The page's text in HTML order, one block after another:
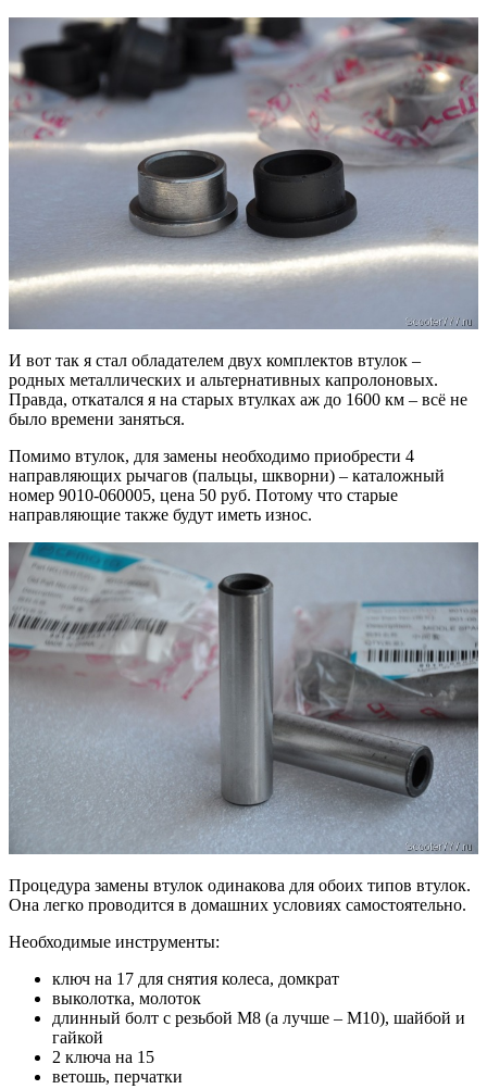
И вот так я стал обладателем двух комплектов втулок –
родных металлических и альтернативных капролоновых.
Правда, откатался я на старых втулках аж до 1600 км – всё не
было времени заняться.
Помимо втулок, для замены необходимо приобрести 4
направляющих рычагов (пальцы, шкворни) – каталожный
номер 9010-060005, цена 50 руб. Потому что старые
направляющие также будут иметь износ.
Процедура замены втулок одинакова для обоих типов втулок.
Она легко проводится в домашних условиях самостоятельно.
Необходимые инструменты:
ключ на 17 для снятия колеса, домкрат
выколотка, молоток
длинный болт с резьбой М8 (а лучше – М10), шайбой и
гайкой
2 ключа на 15
ветошь, перчатки